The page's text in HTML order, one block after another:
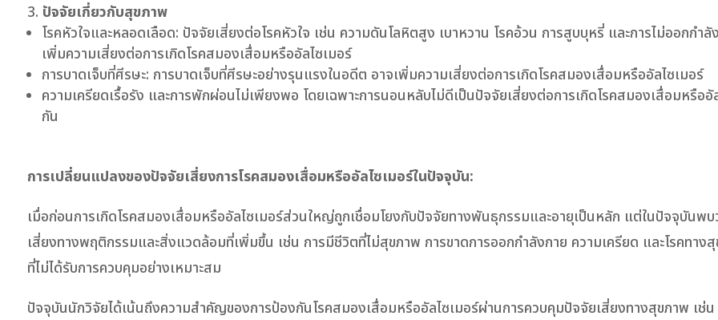
ปัจจัยเกี่ยวกับสุขภาพ
โรคหัวใจและหลอดเลือด: ปัจจัยเสี่ยงต่อโรคหัวใจ เช่น ความดันโลหิตสูง เบาหวาน โรคอ้วน การสูบบุหรี่ และการไม่ออกกำลั
เพิ่มความเสี่ยงต่อการเกิดโรคสมองเสื่อมหรืออัลไซเมอร์
การบาดเจ็บที่ศีรษะ: การบาดเจ็บที่ศีรษะอย่างรุนแรงในอดีต อาจเพิ่มความเสี่ยงต่อการเกิดโรคสมองเสื่อมหรืออัลไซเมอร์
ความเครียดเรื้อรัง และการพักผ่อนไม่เพียงพอ โดยเฉพาะการนอนหลับไม่ดีเป็นปัจจัยเสี่ยงต่อการเกิดโรคสมองเสื่อมหรืออั
กัน
การเปลี่ยนแปลงของปัจจัยเสี่ยงการโรคสมองเสื่อมหรืออัลไซเมอร์ในปัจจุบัน:
เมื่อก่อนการเกิดโรคสมองเสื่อมหรืออัลไซเมอร์ส่วนใหญ่ถูกเชื่อมโยงกับปัจจัยทางพันธุกรรมและอายุเป็นหลัก แต่ในปัจจุบันพ
เสี่ยงทางพฤติกรรมและสิ่งแวดล้อมที่เพิ่มขึ้น เช่น การมีชีวิตที่ไม่สุขภาพ การขาดการออกกำลังกาย ความเครียด และโรคทาง
ที่ไม่ได้รับการควบคุมอย่างเหมาะสม
ปัจจุบันนักวิจัยได้เน้นถึงความสำคัญของการป้องกันโรคสมองเสื่อมหรืออัลไซเมอร์ผ่านการควบคุมปัจจัยเสี่ยงทางสุขภาพ เช่